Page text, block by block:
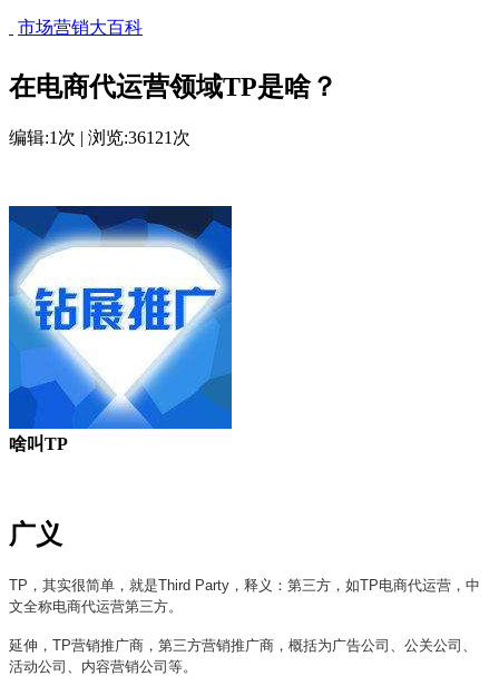
市场营销大百科
在电商代运营领域TP是啥？
编辑:1次 | 浏览:36121次
啥叫TP
广义
TP，其实很简单，就是Third Party，释义：第三方，如TP电商代运营，中
文全称电商代运营第三方。
延伸，TP营销推广商，第三方营销推广商，概括为广告公司、公关公司、
活动公司、内容营销公司等。